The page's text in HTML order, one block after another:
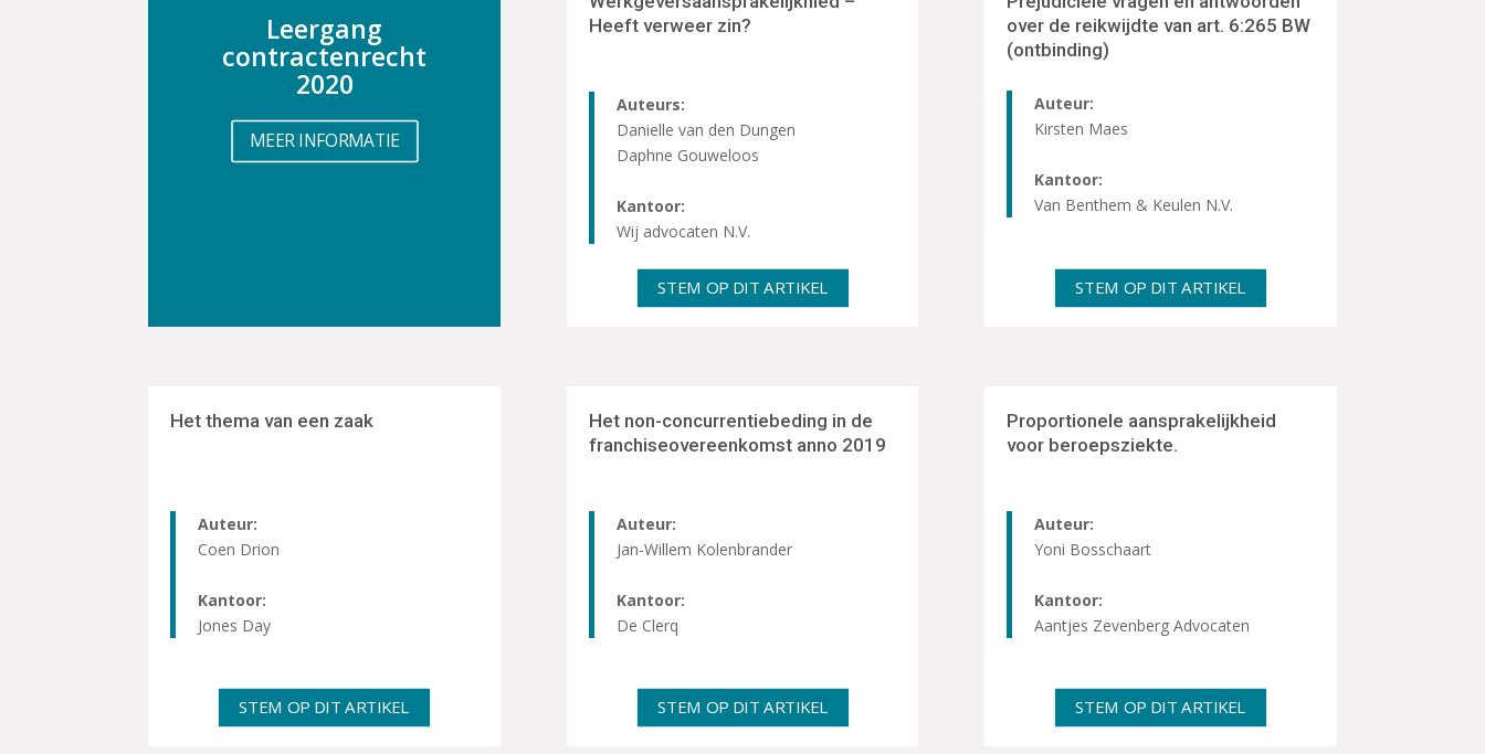
Leergang
contractenrecht
2020
MEER INFORMATIE
Heeft verweer zin?
Auteurs:
Danielle van den Dungen
Daphne Gouweloos
Kantoor:
Wij advocaten N.V.
STEM OP DIT ARTIKEL
over de reikwijdte van art. 6:265 BW
(ontbinding)
Auteur:
Kirsten Maes
Kantoor:
Van Benthem & Keulen N.V.
STEM OP DIT ARTIKEL
Het thema van een zaak
Auteur:
Coen Drion
Kantoor:
Jones Day
STEM OP DIT ARTIKEL
Het non-concurrentiebeding in de
franchiseovereenkomst anno 2019
Auteur:
Jan-Willem Kolenbrander
Kantoor:
De Clerq
STEM OP DIT ARTIKEL
Proportionele aansprakelijkheid
voor beroepsziekte.
Auteur:
Yoni Bosschaart
Kantoor:
Aantjes Zevenberg Advocaten
STEM OP DIT ARTIKEL